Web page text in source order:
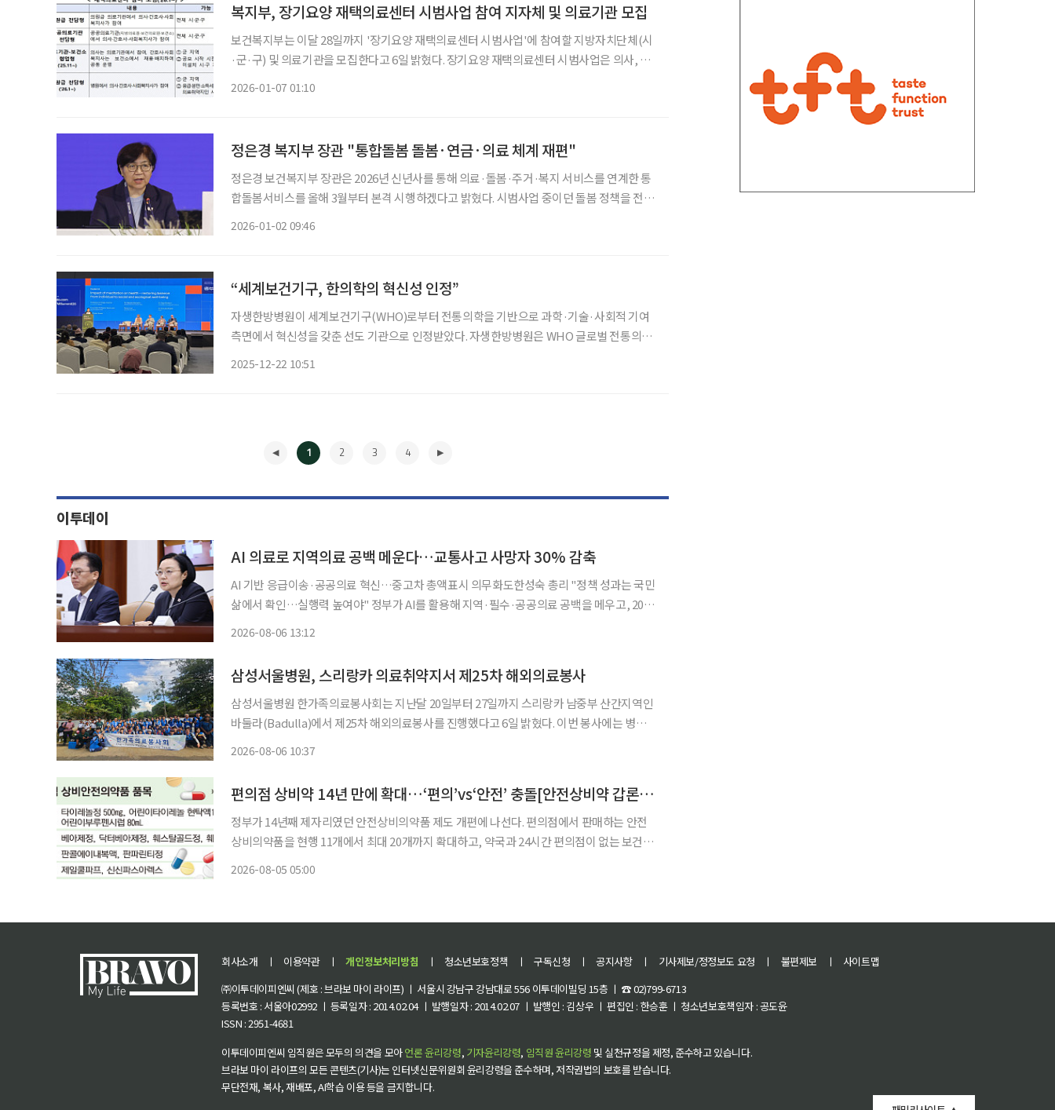
복지부, 장기요양 재택의료센터 시범사업 참여 지자체 및 의료기관 모집
보건복지부는 이달 28일까지 '장기요양 재택의료센터 시범사업'에 참여할 지방자치단체(시
·군·구) 및 의료기관을 모집한다고 6일 밝혔다. 장기요양 재택의료센터 시범사업은 의사, 간
2026-01-07 01:10
정은경 복지부 장관 "통합돌봄 돌봄·연금·의료 체계 재편"
정은경 보건복지부 장관은 2026년 신년사를 통해 의료·돌봄·주거·복지 서비스를 연계한 통
합돌봄서비스를 올해 3월부터 본격 시행하겠다고 밝혔다. 시범사업 중이던 돌봄 정책을 전국
2026-01-02 09:46
“세계보건기구, 한의학의 혁신성 인정”
자생한방병원이 세계보건기구(WHO)로부터 전통의학을 기반으로 과학·기술·사회적 기여
측면에서 혁신성을 갖춘 선도 기관으로 인정받았다. 자생한방병원은 WHO 글로벌 전통의학
2025-12-22 10:51
1 2 3 4
이투데이
AI 의료로 지역의료 공백 메운다…교통사고 사망자 30% 감축
AI 기반 응급이송·공공의료 혁신…중고차 총액표시 의무화도한성숙 총리 "정책 성과는 국민
삶에서 확인…실행력 높여야" 정부가 AI를 활용해 지역·필수·공공의료 공백을 메우고, 2030
2026-08-06 13:12
삼성서울병원, 스리랑카 의료취약지서 제25차 해외의료봉사
삼성서울병원 한가족의료봉사회는 지난달 20일부터 27일까지 스리랑카 남중부 산간지역인
바둘라(Badulla)에서 제25차 해외의료봉사를 진행했다고 6일 밝혔다. 이번 봉사에는 병원
2026-08-06 10:37
편의점 상비약 14년 만에 확대…‘편의’vs‘안전’ 충돌[안전상비약 갑론을박①]
정부가 14년째 제자리였던 안전상비의약품 제도 개편에 나선다. 편의점에서 판매하는 안전
상비의약품을 현행 11개에서 최대 20개까지 확대하고, 약국과 24시간 편의점이 없는 보건의
2026-08-05 05:00
회사소개 ㅣ 이용약관 ㅣ 개인정보처리방침 ㅣ 청소년보호정책 ㅣ 구독신청 ㅣ 공지사항 ㅣ 기사제보/정정보도 요청 ㅣ 불편제보 ㅣ
사이트맵
㈜이투데이피엔씨 (제호 : 브라보 마이 라이프) ㅣ 서울시 강남구 강남대로 556 이투데이빌딩 15층 ㅣ ☎ 02)799-6713
등록번호 : 서울아02992 ㅣ 등록일자 : 2014.02.04 ㅣ 발행일자 : 2014.02.07 ㅣ 발행인 : 김상우 ㅣ 편집인 : 한승훈 ㅣ 청소년보호책임자 : 공도윤
ISSN : 2951-4681
이투데이피엔씨 임직원은 모두의 의견을 모아언론 윤리강령, 기자윤리강령, 임직원 윤리강령 및 실천규정을 제정, 준수하고 있습니다.
브라보 마이 라이프의 모든 콘텐츠(기사)는 인터넷신문위원회 윤리강령을 준수하며, 저작권법의 보호를 받습니다.
무단전재, 복사, 재배포, AI학습 이용 등을 금지합니다.